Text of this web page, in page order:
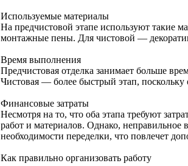
Используемые материалы
На предчистовой этапе используют такие
монтажные пены. Для чистовой —
Время выполнения
Предчистовая отделка занимает больше
Чистовая — более быстрый этап,
Финансовые затраты
Несмотря на то, что оба этапа требуют
работ и материалов. Однако,
необходимости переделки, что повлечет
Как правильно организовать работу